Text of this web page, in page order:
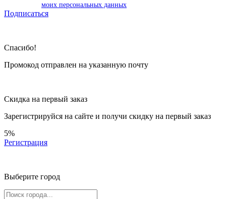
моих персональных данных
Подписаться
Спасибо!
Промокод отправлен на указанную почту
Скидка на первый заказ
Зарегистрируйся на сайте и получи скидку на первый заказ
5%
Регистрация
Выберите город